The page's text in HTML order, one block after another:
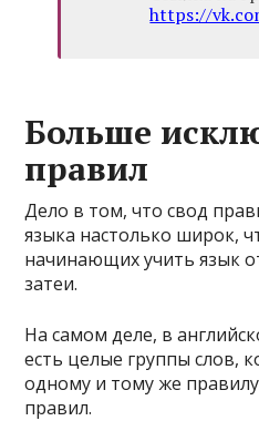
https://
Больше
правил
Дело в том, что свод
языка настолько широк,
начинающих учить язык
затеи.
На самом деле, в
есть целые группы слов,
одному и тому же
правил.